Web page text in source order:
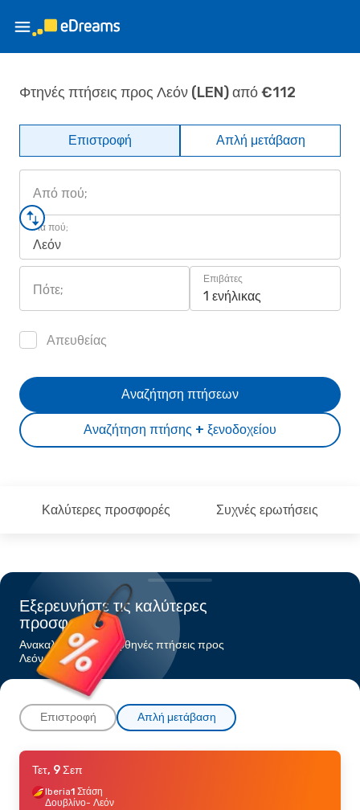
Φτηνές πτήσεις προς Λεόν (LEN) από €112
Επιστροφή Απλή μετάβαση
Από πού;
Για πού;
Λεόν
Πότε;
Επιβάτες
1 ενήλικας
Απευθείας
Αναζήτηση πτήσης + ξενοδοχείου
Αναζήτηση πτήσεων
Καλύτερες προσφορές Συχνές ερωτήσεις
Εξερευνήστε τις καλύτερες
προσφορές
Ανακαλύψτε τις πιο φθηνές πτήσεις προς
Λεόν
Επιστροφή Απλή μετάβαση
Σάβ, 5 Σεπ
RenfeΆμεση
Βαρκελώνη- Λεόν
Τετ, 9 Σεπ
Iberia1 Στάση
Δουβλίνο- Λεόν